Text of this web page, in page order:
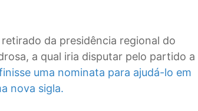
da presidência regional do
a qual iria disputar pelo partido a
uma nominata para ajudá-lo em
nova sigla.